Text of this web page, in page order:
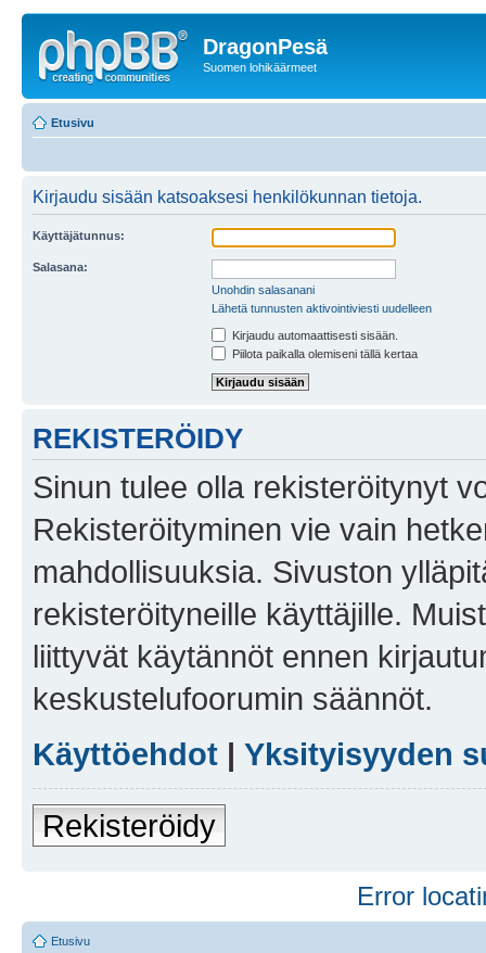
DragonPesä
Suomen lohikäärmeet
Etusivu
Kirjaudu sisään katsoaksesi henkilökunnan tietoja.
Käyttäjätunnus:
Salasana:
Unohdin salasanani
Lähetä tunnusten aktivointiviesti uudelleen
Kirjaudu automaattisesti sisään.
Piilota paikalla olemiseni tällä kertaa
REKISTERÖIDY
Sinun tulee olla rekisteröitynyt
Rekisteröityminen vie vain
mahdollisuuksia. Sivuston
rekisteröityneille käyttäjille.
liittyvät käytännöt ennen
keskustelufoorumin säännöt.
Käyttöehdot | Yksityisyyden
Rekisteröidy
Error
Etusivu